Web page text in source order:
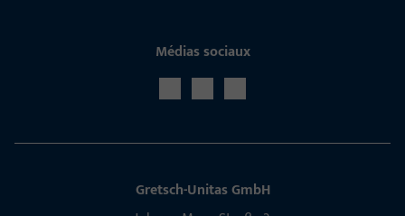
Médias sociaux
Gretsch­-Unitas GmbH